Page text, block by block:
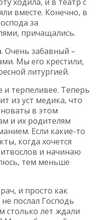
вместе. Конечно, в
за
причащались.
Очень забавный –
Мы его крестили,
литургией.
и терпеливее. Теперь
из уст медика, что
в этом
и их родителям
Если какие-то
когда хочется
и начинаю
тем меньше
и просто как
послал Господь
столько лет ждали